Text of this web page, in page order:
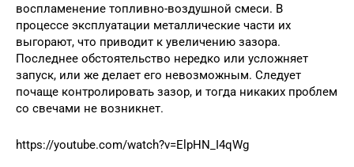
воспламенение топливно-воздушной смеси. В
процессе эксплуатации металлические части их
выгорают, что приводит к увеличению зазора.
Последнее обстоятельство нередко или усложняет
запуск, или же делает его невозможным. Следует
почаще контролировать зазор, и тогда никаких проблем
со свечами не возникнет.
https://youtube.com/watch?v=ElpHN_I4qWg